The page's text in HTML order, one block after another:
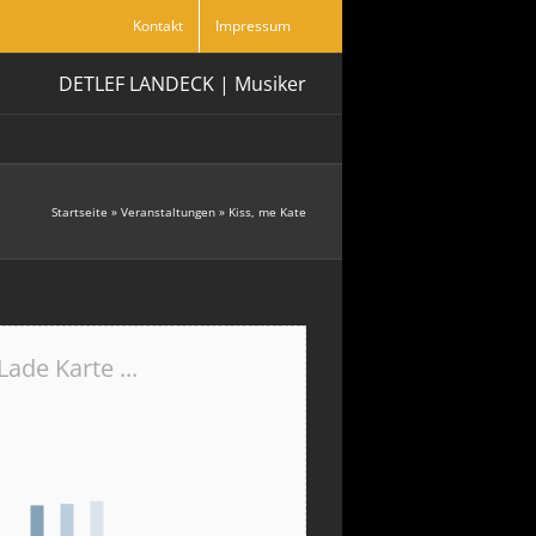
Kontakt Impressum
DETLEF LANDECK | Musiker
Startseite » Veranstaltungen » Kiss, me Kate
Lade Karte ...